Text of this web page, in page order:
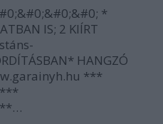
*
IS; 2 KIÍRT
HANGZÓ
***